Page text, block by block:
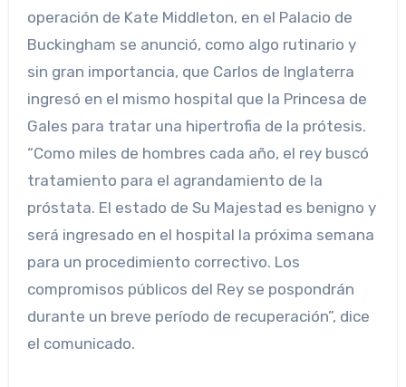
operación de Kate Middleton, en el Palacio de
Buckingham se anunció, como algo rutinario y
sin gran importancia, que Carlos de Inglaterra
ingresó en el mismo hospital que la Princesa de
Gales para tratar una hipertrofia de la prótesis.
“Como miles de hombres cada año, el rey buscó
tratamiento para el agrandamiento de la
próstata. El estado de Su Majestad es benigno y
será ingresado en el hospital la próxima semana
para un procedimiento correctivo. Los
compromisos públicos del Rey se pospondrán
durante un breve período de recuperación”, dice
el comunicado.